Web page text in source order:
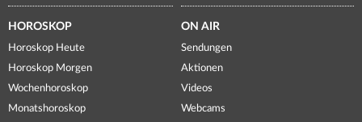
HOROSKOP
Horoskop Heute
Horoskop Morgen
Wochenhoroskop
Monatshoroskop
ON AIR
Sendungen
Aktionen
Videos
Webcams